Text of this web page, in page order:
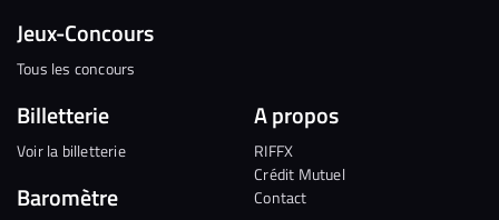
Jeux-Concours
Tous les concours
Billetterie
Voir la billetterie
Baromètre
A propos
RIFFX
Crédit Mutuel
Contact